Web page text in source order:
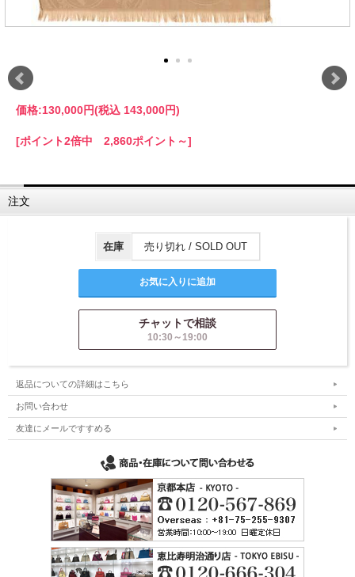
価格:130,000円(税込 143,000円)
[ポイント2倍中 2,860ポイント～]
注文
在庫 売り切れ / SOLD OUT
チャットで相談
10:30～19:00
返品についての詳細はこちら
お問い合わせ
友達にメールですすめる